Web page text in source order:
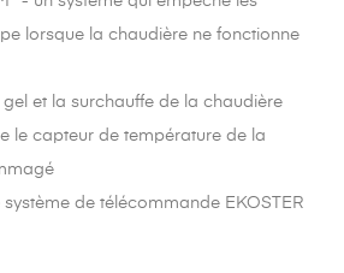
lorsque la chaudière ne fonctionne
et la surchauffe de la chaudière
le capteur de température de la
de télécommande EKOSTER